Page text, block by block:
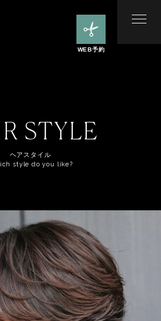
WEB予約
STYLE
ヘアスタイル
style do you like?